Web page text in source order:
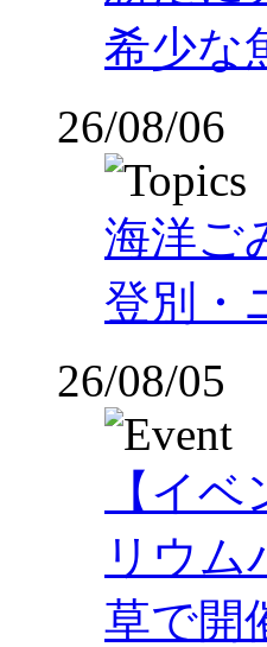
希少な
26/08/06
海洋
登別・
26/08/05
【イ
リウム
草で開